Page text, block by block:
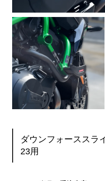
ダウンフォーススラ
23用